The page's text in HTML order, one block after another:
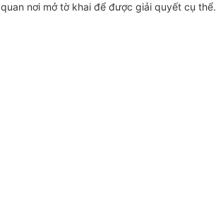
nơi mở tờ khai để được giải quyết cụ thể.